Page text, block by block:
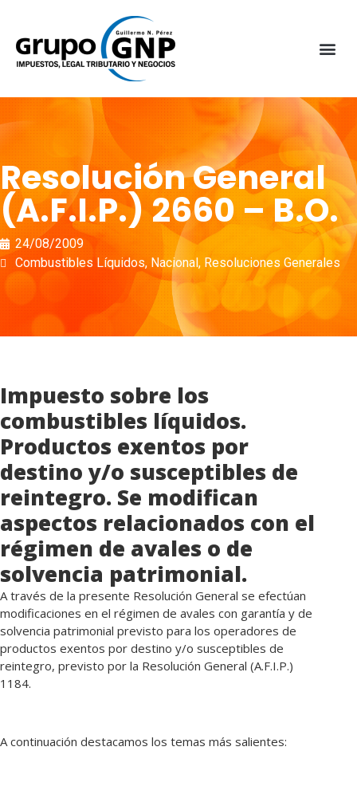
Resolución General
(A.F.I.P.) 2660 – B.O.
24/08/2009
Combustibles Líquidos, Nacional, Resoluciones Generales
Impuesto sobre los
combustibles líquidos.
Productos exentos por
destino y/o susceptibles de
reintegro. Se modifican
aspectos relacionados con el
régimen de avales o de
solvencia patrimonial.
A través de la presente Resolución General se efectúan
modificaciones en el régimen de avales con garantía y de
solvencia patrimonial previsto para los operadores de
productos exentos por destino y/o susceptibles de
reintegro, previsto por la Resolución General (A.F.I.P.)
1184.
A continuación destacamos los temas más salientes: